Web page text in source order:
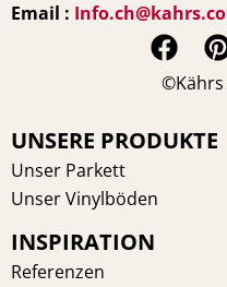
Email :
F
a
e
i
t
©Kährs
UNSERE PRODUKTE
Unser Parkett
Unser Vinylböden
INSPIRATION
Referenzen